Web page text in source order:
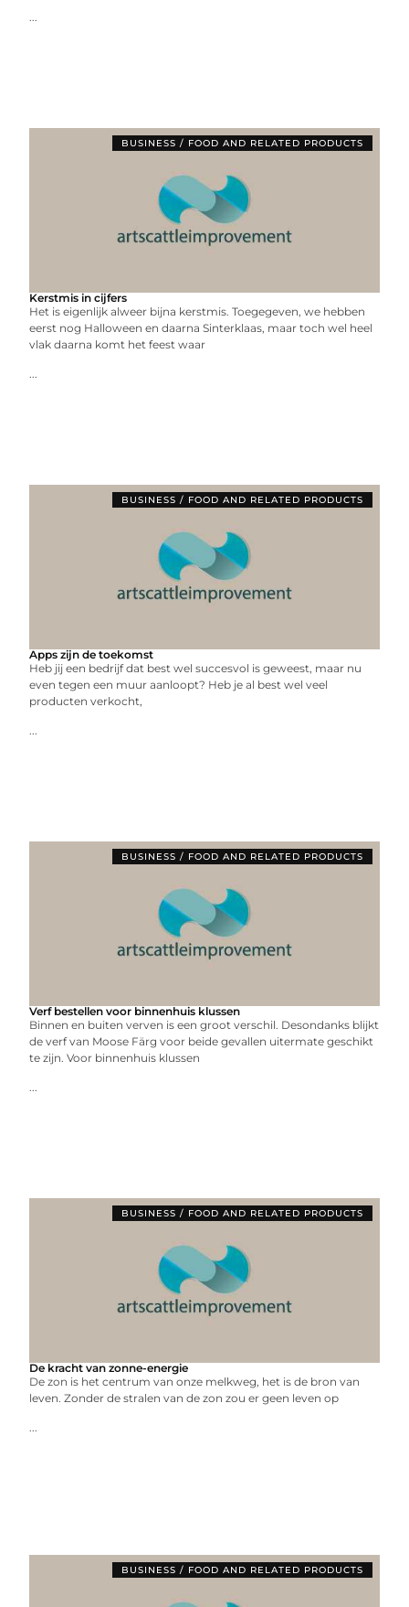
...
BUSINESS / FOOD AND RELATED PRODUCTS
Kerstmis in cijfers
Het is eigenlijk alweer bijna kerstmis. Toegegeven, we hebben
eerst nog Halloween en daarna Sinterklaas, maar toch wel heel
vlak daarna komt het feest waar
...
BUSINESS / FOOD AND RELATED PRODUCTS
Apps zijn de toekomst
Heb jij een bedrijf dat best wel succesvol is geweest, maar nu
even tegen een muur aanloopt? Heb je al best wel veel
producten verkocht,
...
BUSINESS / FOOD AND RELATED PRODUCTS
Verf bestellen voor binnenhuis klussen
Binnen en buiten verven is een groot verschil. Desondanks blijkt
de verf van Moose Färg voor beide gevallen uitermate geschikt
te zijn. Voor binnenhuis klussen
...
BUSINESS / FOOD AND RELATED PRODUCTS
De kracht van zonne-energie
De zon is het centrum van onze melkweg, het is de bron van
leven. Zonder de stralen van de zon zou er geen leven op
...
BUSINESS / FOOD AND RELATED PRODUCTS